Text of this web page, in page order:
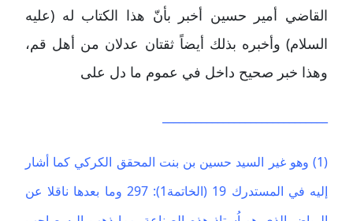
القاضي أمير حسين أخبر بأنّ هذا الكتاب له (عليه
السلام) وأخبره بذلك أيضاً ثقتان عدلان من أهل قم،
وهذا خبر صحيح داخل في عموم ما دل على
(1) وهو غير السيد حسين بن بنت المحقق الكركي كما أشار
إليه في المستدرك 19 (الخاتمة1): 297 وما بعدها ناقلا عن